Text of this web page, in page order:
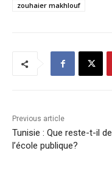
zouhaier makhlouf
Previous article
Tunisie : Que reste-t-il de
l’école publique?